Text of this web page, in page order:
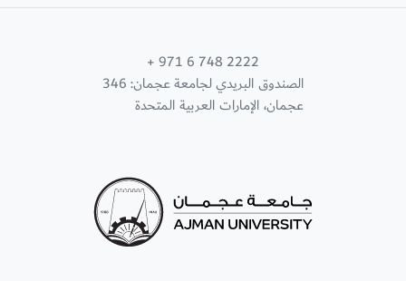
+ 971 6 748 2222
الصندوق البريدي لجامعة عجمان: 346
عجمان، الإمارات العربية المتحدة